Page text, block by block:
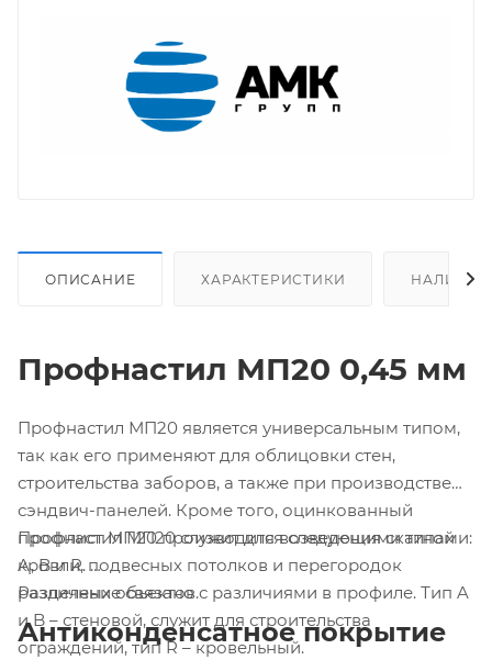
ОПИСАНИЕ ХАРАКТЕРИСТИКИ НАЛИЧИЕ
Профнастил МП20 0,45 мм
Профнастил МП20 является универсальным типом,
так как его применяют для облицовки стен,
строительства заборов, а также при производстве
сэндвич-панелей. Кроме того, оцинкованный
профнастил МП20 служит для возведения скатной
кровли, подвесных потолков и перегородок
различных объектов.
Профлист МП20 производится следующими типами:
A, B и R.
Разделение связано с различиями в профиле. Тип A
и B – стеновой, служит для строительства
ограждений, тип R – кровельный.
Антиконденсатное покрытие